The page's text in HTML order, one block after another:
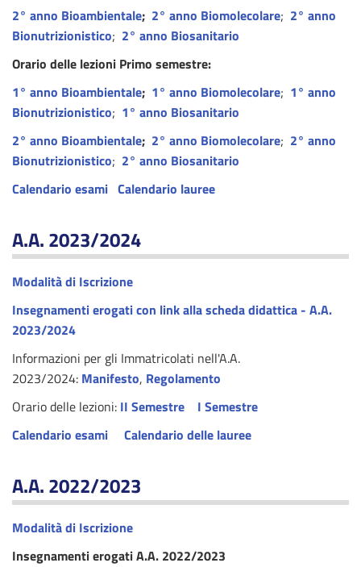
2° anno Bioambientale; 2° anno Biomolecolare; 2° anno
Bionutrizionistico; 2° anno Biosanitario
Orario delle lezioni Primo semestre:
1° anno Bioambientale; 1° anno Biomolecolare; 1° anno
Bionutrizionistico; 1° anno Biosanitario
2° anno Bioambientale; 2° anno Biomolecolare; 2° anno
Bionutrizionistico; 2° anno Biosanitario
Calendario esami Calendario lauree
A.A. 2023/2024
Modalità di Iscrizione
Insegnamenti erogati con link alla scheda didattica - A.A.
2023/2024
Informazioni per gli Immatricolati nell'A.A.
2023/2024: Manifesto, Regolamento
Orario delle lezioni: II Semestre
I Semestre
Calendario esami
Calendario delle lauree
A.A. 2022/2023
Modalità di Iscrizione
Insegnamenti erogati A.A. 2022/2023